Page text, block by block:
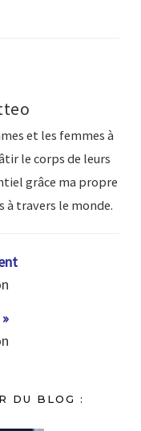
et les femmes à
le corps de leurs
grâce ma propre
à travers le monde.
DU BLOG :